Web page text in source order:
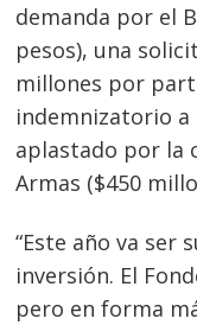
demanda por el
pesos), una
millones por
indemnizatorio
aplastado por la
Armas ($450
“Este año va ser
inversión. El
pero en forma